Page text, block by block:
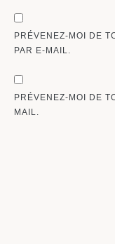
PRÉVENEZ-MOI DE
PAR E-MAIL.
PRÉVENEZ-MOI DE
MAIL.